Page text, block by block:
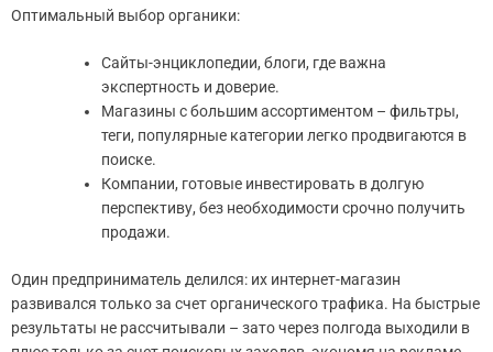
Оптимальный выбор органики:
Сайты-энциклопедии, блоги, где важна
экспертность и доверие.
Магазины с большим ассортиментом – фильтры,
теги, популярные категории легко продвигаются в
поиске.
Компании, готовые инвестировать в долгую
перспективу, без необходимости срочно получить
продажи.
Один предприниматель делился: их интернет-магазин
развивался только за счет органического трафика. На быстрые
результаты не рассчитывали – зато через полгода выходили в